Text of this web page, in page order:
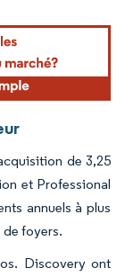
attribution sous CC BY
de 3,25
et Professional
annuels à plus
de foyers.
Discovery ont